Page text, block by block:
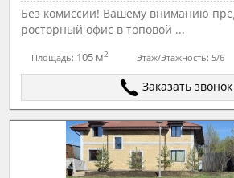
Без комиссии! Вашему вниманию
росторный офис в топовой ...
Площадь: 105 м2 Этаж/Этажность:5/6
Заказать звонок